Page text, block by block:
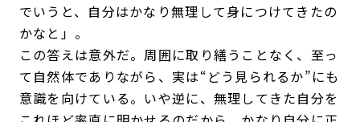
でいうと、自分はかなり無理して身につけてきたの
かなと」。
この答えは意外だ。周囲に取り繕うことなく、至っ
て自然体でありながら、実は“どう見られるか”にも
意識を向けている。いや逆に、無理してきた自分を